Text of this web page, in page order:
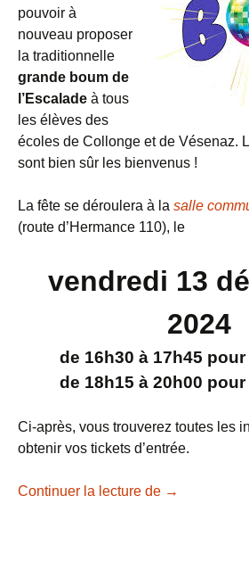
pouvoir à
nouveau proposer
la traditionnelle
grande boum de
l’Escalade à tous
les élèves des
écoles de Collonge et de Vésenaz.
sont bien sûr les bienvenus !
La fête se déroulera à la salle
(route d’Hermance 110), le
vendredi 13
2024
de 16h30 à 17h45 pour
de 18h15 à 20h00 pour
Ci-après, vous trouverez toutes les
obtenir vos tickets d’entrée.
Continuer la lecture de Boum de
→